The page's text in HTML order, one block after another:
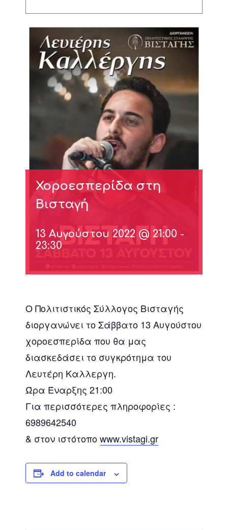
Χοροεσπερίδα στη
Βισταγή
13 Αυγούστου 2022 @ 21:00 -
23:30
Ο Πολιτιστικός Σύλλογος Βισταγής
διοργανώνει το Σάββατο 13 Αυγούστου
χοροεσπερίδα που θα μας
διασκεδάσει το συγκρότημα του
Λευτέρη Καλλεργη.
Ώρα Έναρξης 21:00
Για περισσότερες πληροφορίες :
6989642540
& στον ιστότοποwww.vistagi.gr
Add to calendar